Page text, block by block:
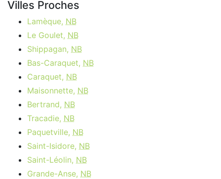
Villes Proches
Lamèque, NB
Le Goulet, NB
Shippagan, NB
Bas-Caraquet, NB
Caraquet, NB
Maisonnette, NB
Bertrand, NB
Tracadie, NB
Paquetville, NB
Saint-Isidore, NB
Saint-Léolin, NB
Grande-Anse, NB